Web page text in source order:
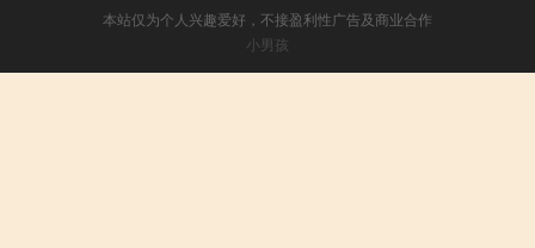
本站仅为个人兴趣爱好，不接盈利性广告及商业合作
小男孩